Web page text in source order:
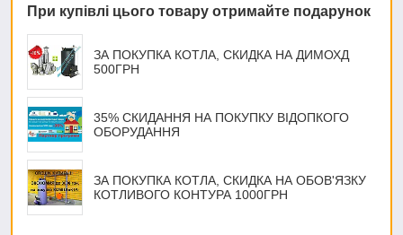
При купівлі цього товару отримайте подарунок
ЗА ПОКУПКА КОТЛА, СКИДКА НА ДИМОХД
500ГРН
35% СКИДАННЯ НА ПОКУПКУ ВІДОПКОГО
ОБОРУДАННЯ
ЗА ПОКУПКА КОТЛА, СКИДКА НА ОБОВ'ЯЗКУ
КОТЛИВОГО КОНТУРА 1000ГРН